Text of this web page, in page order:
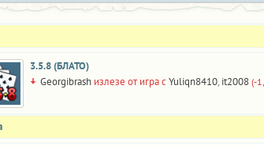
3.5.8 (БЛАТО)
Georgibrash излезе от игра сYuliqn8410, it2008 (-